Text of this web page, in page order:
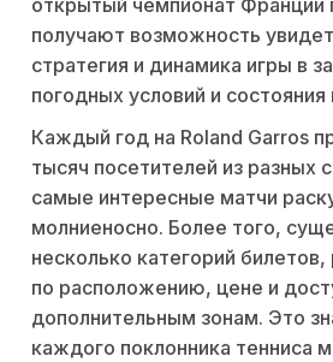
открытый чемпионат Франции
получают возможность
стратегия и динамика игры в
погодных условий и состояния
Каждый год на Roland Garros
тысяч посетителей из разных
самые интересные матчи
молниеносно. Более того,
несколько категорий
по расположению, цене и
дополнительным зонам. Это
каждого поклонника тенниса